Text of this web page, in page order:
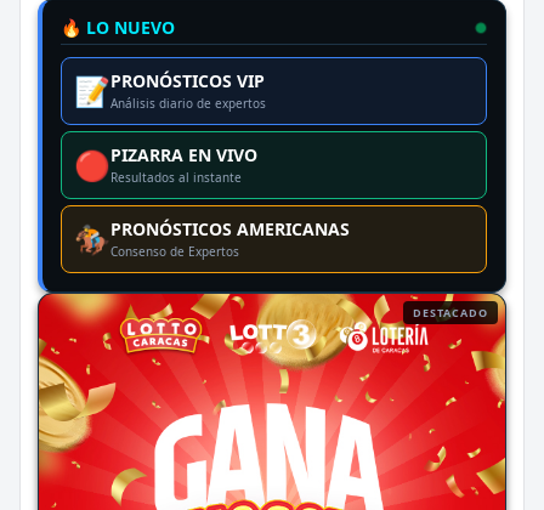
🔥 LO NUEVO
📝PRONÓSTICOS VIP
Análisis diario de expertos
🔴PIZARRA EN VIVO
Resultados al instante
🏇PRONÓSTICOS AMERICANAS
Consenso de Expertos
DESTACADO